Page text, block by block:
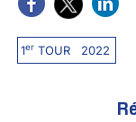
1erTOUR 2022